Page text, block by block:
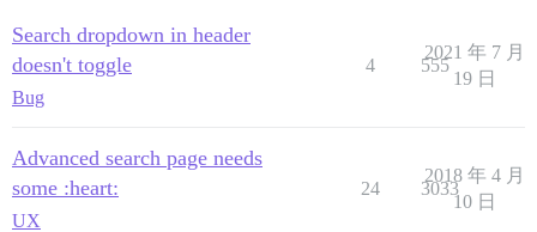
Search dropdown in header
doesn't toggle
Bug
4 555
2021 年 7 月
19 日
Advanced search page needs
some :heart:
UX
24 3033
2018 年 4 月
10 日